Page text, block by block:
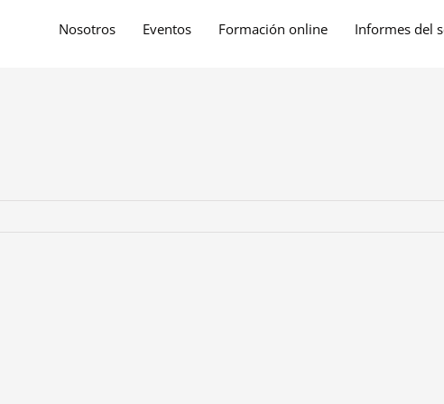
Nosotros Eventos Formación online Informes del